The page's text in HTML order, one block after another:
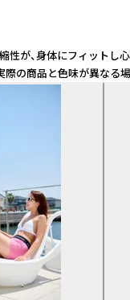
体にフィッ
の商品と色味が異なる